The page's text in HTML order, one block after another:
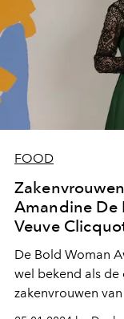
FOOD
Amandine De
Veuve
De Bold Woman
wel bekend als
zakenvrouwen